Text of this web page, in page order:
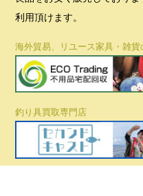
利用頂けます。
海外貿易、リユース家具・雑貨
釣り具買取専門店